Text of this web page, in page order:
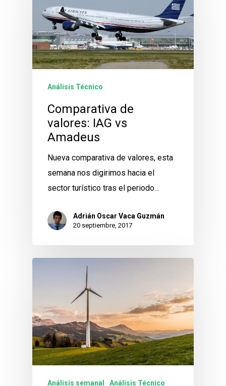
Análisis Técnico
Comparativa de
valores: IAG vs
Amadeus
Nueva comparativa de valores, esta
semana nos digirimos hacia el
sector turístico tras el periodo…
Adrián Oscar Vaca Guzmán
20 septiembre, 2017
Análisis semanal Análisis Técnico